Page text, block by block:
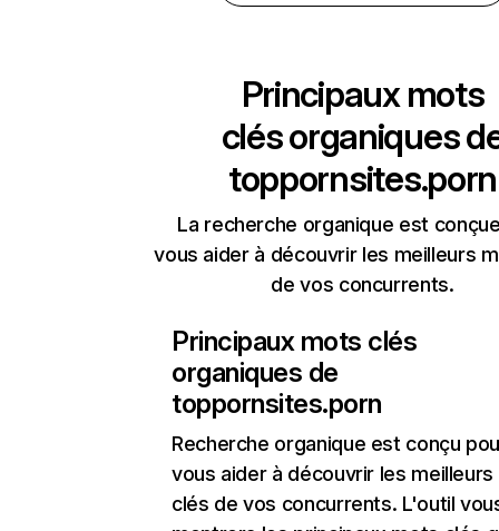
Principaux mots
clés organiques
toppornsites.porn
La recherche organique est
vous aider à découvrir les meilleurs
de vos concurrents.
Principaux mots clés
organiques de
toppornsites.porn
Recherche organique est conçu
vous aider à découvrir les
clés de vos concurrents. L'outil